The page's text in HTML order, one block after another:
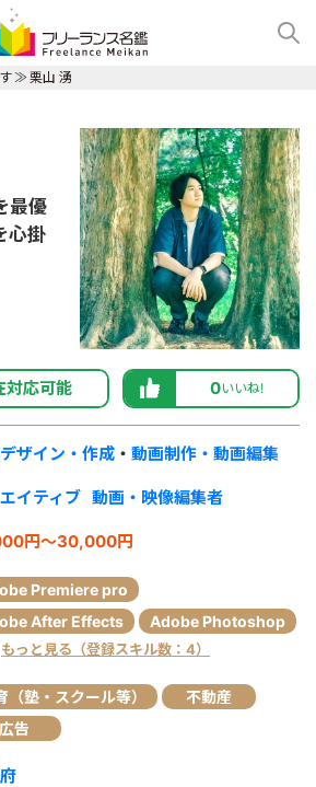
栗山 湧
最優
心掛
応可能 0いいね!
ザイン・作成 ・ 動画制作・動画編集
イティブ 動画・映像編集者
円～30,000円
Premiere pro
After Effects
Adobe Photoshop
もっと見る（登録スキル数：4）
（塾・スクール等）
不動産
広告